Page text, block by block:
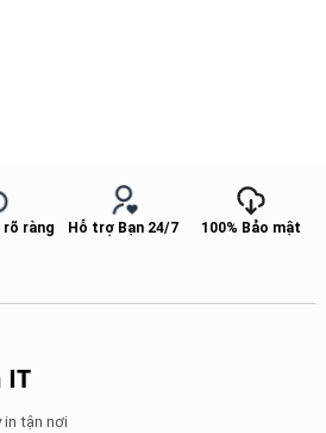
rõ ràng Hỗ trợ Bạn 24/7 100% Bảo mật
IT
in tận nơi